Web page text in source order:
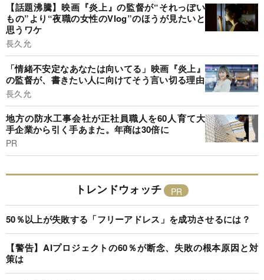
【話題沸騰】映画『炎上』の監督が“それっぽい
もの”より“夜職の女性のVlog”のほうが見たいと
思うワケ
長久允
「情緒不安定なあなたは向いてる」映画『炎上』
の監督が、書きたい人に向けてそう言い切る理由
長久允
地方の防水工事会社が正社員職人を60人育て大
手企業から引く手あまた。年商は30倍に
PR
トレンドウォッチ
50％以上が失敗する「フリーアドレス」を成功させるには？
【警告】AIプロジェクトの60％が断念、失敗の根本原因と対
策は